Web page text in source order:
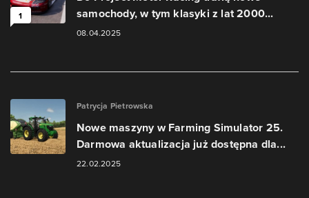
1
samochody, w tym klasyki z lat 2000...
08.04.2025
Patrycja Pietrowska
Nowe maszyny w Farming Simulator 25.
Darmowa aktualizacja już dostępna dla...
22.02.2025